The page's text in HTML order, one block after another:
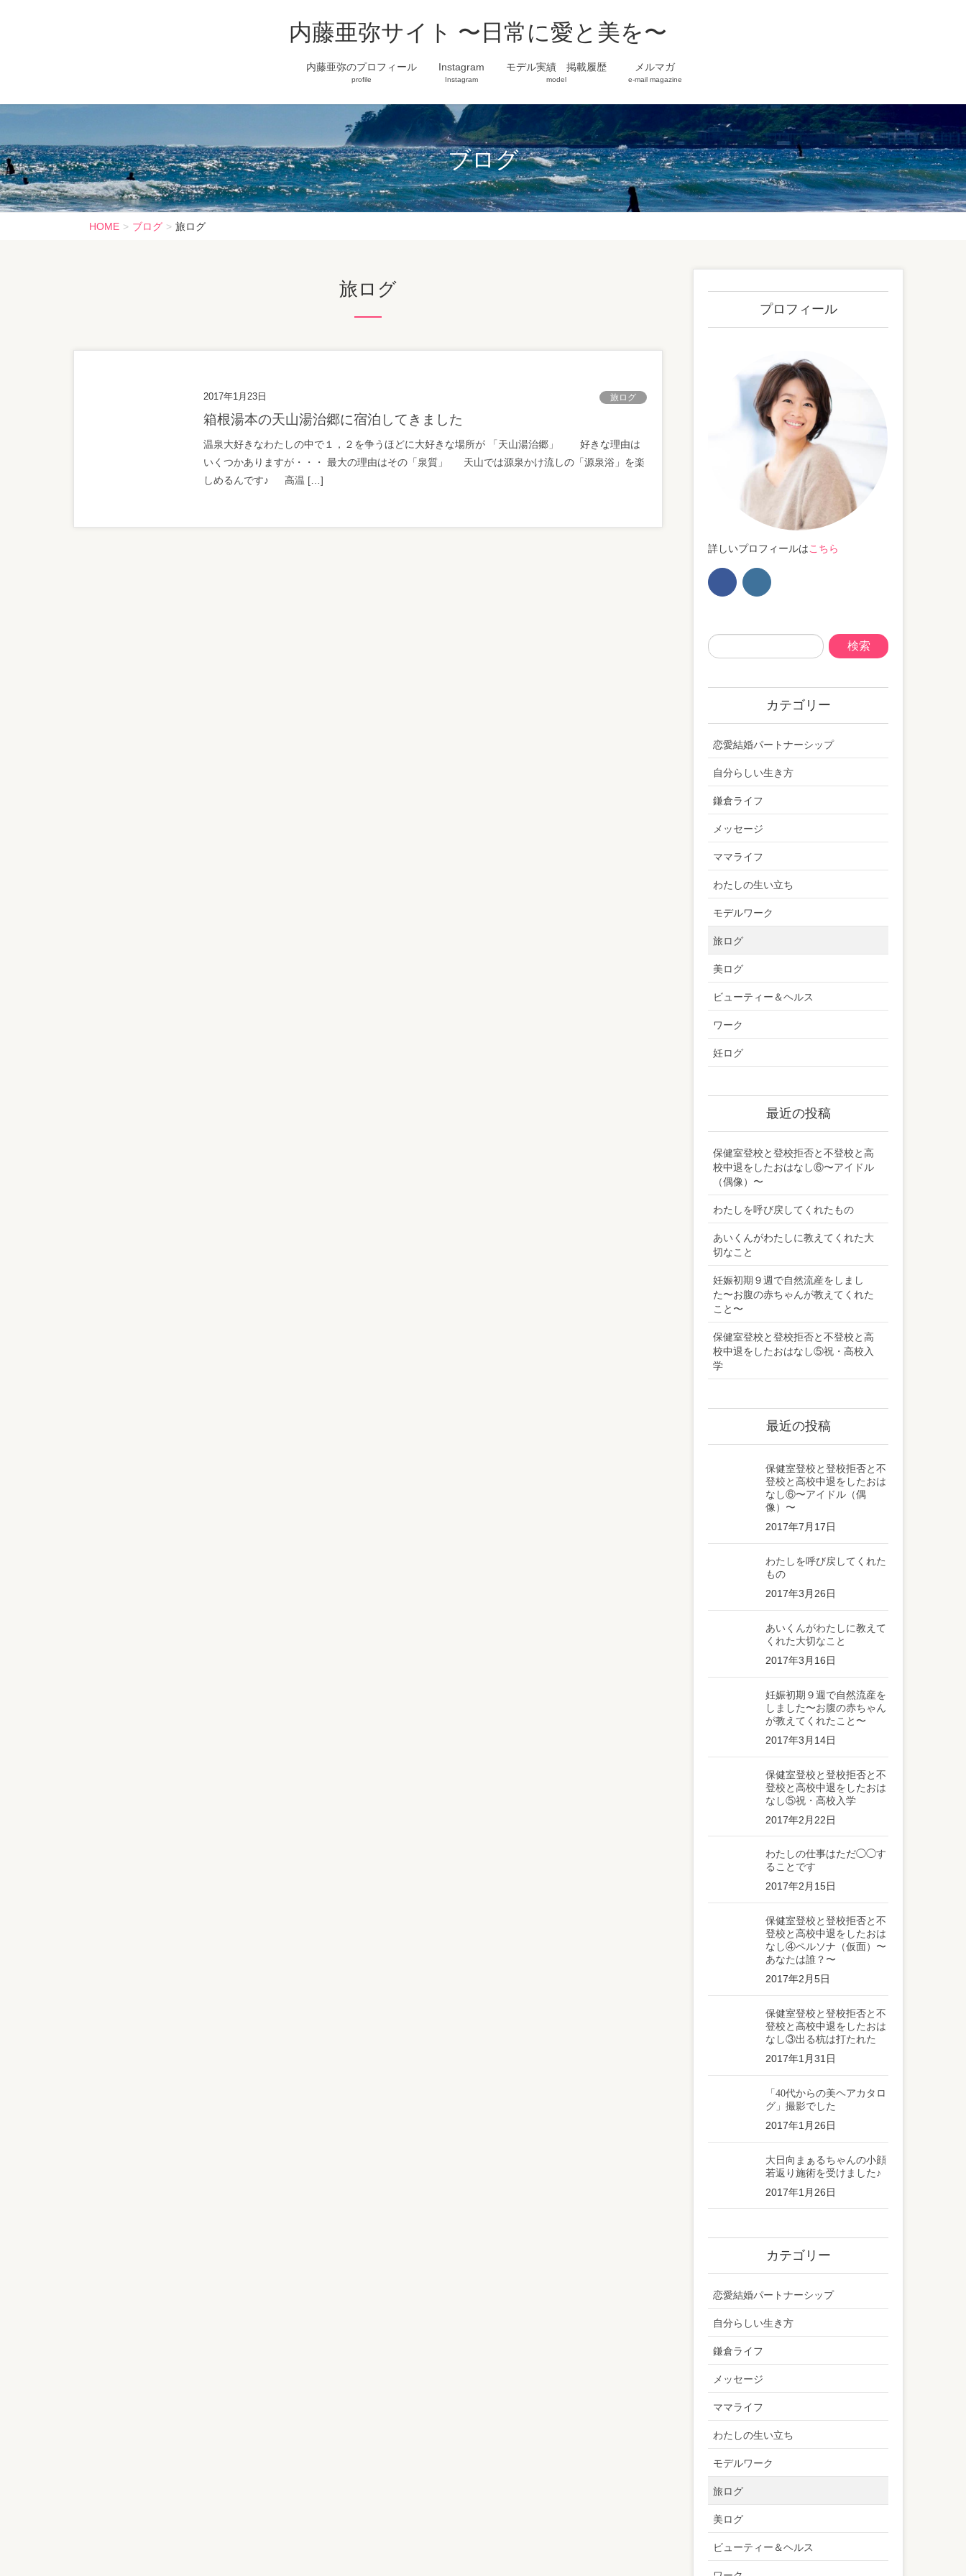
内藤亜弥サイト 〜日常に愛と美を〜
内藤亜弥のプロフィール
profile
Instagram
Instagram
モデル実績 掲載履歴
model
メルマガ
e-mail magazine
ブログ
HOME ブログ 旅ログ
旅ログ
2017年1月23日 旅ログ
箱根湯本の天山湯治郷に宿泊してきました
温泉大好きなわたしの中で１，２を争うほどに大好きな場所が 「天山湯治郷」 好きな理由は
いくつかありますが・・・ 最大の理由はその「泉質」 天山では源泉かけ流しの「源泉浴」を楽
しめるんです♪ 高温 […]
プロフィール
詳しいプロフィールはこちら
カテゴリー
恋愛結婚パートナーシップ
自分らしい生き方
鎌倉ライフ
メッセージ
ママライフ
わたしの生い立ち
モデルワーク
旅ログ
美ログ
ビューティー＆ヘルス
ワーク
妊ログ
最近の投稿
保健室登校と登校拒否と不登校と高
校中退をしたおはなし⑥〜アイドル
（偶像）〜
わたしを呼び戻してくれたもの
あいくんがわたしに教えてくれた大
切なこと
妊娠初期９週で自然流産をしまし
た〜お腹の赤ちゃんが教えてくれた
こと〜
保健室登校と登校拒否と不登校と高
校中退をしたおはなし⑤祝・高校入
学
最近の投稿
保健室登校と登校拒否と不
登校と高校中退をしたおは
なし⑥〜アイドル（偶
像）〜
2017年7月17日
わたしを呼び戻してくれた
もの
2017年3月26日
あいくんがわたしに教えて
くれた大切なこと
2017年3月16日
妊娠初期９週で自然流産を
しました〜お腹の赤ちゃん
が教えてくれたこと〜
2017年3月14日
保健室登校と登校拒否と不
登校と高校中退をしたおは
なし⑤祝・高校入学
2017年2月22日
わたしの仕事はただ◯◯す
ることです
2017年2月15日
保健室登校と登校拒否と不
登校と高校中退をしたおは
なし④ペルソナ（仮面）〜
あなたは誰？〜
2017年2月5日
保健室登校と登校拒否と不
登校と高校中退をしたおは
なし③出る杭は打たれた
2017年1月31日
「40代からの美ヘアカタロ
グ」撮影でした
2017年1月26日
大日向まぁるちゃんの小顔
若返り施術を受けました♪
2017年1月26日
カテゴリー
恋愛結婚パートナーシップ
自分らしい生き方
鎌倉ライフ
メッセージ
ママライフ
わたしの生い立ち
モデルワーク
旅ログ
美ログ
ビューティー＆ヘルス